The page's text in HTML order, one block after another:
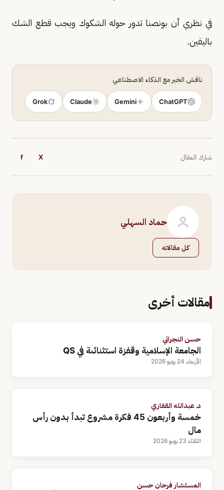
في نظري أن بونصنا تدور حوله الشكوك ويجب قطع الشك
باليقين.
ناقش الخبر مع الذكاء الاصطناعي
ChatGPT
Gemini
Claude
Grok
شارك المقال X
f
حماد السهلي
كل مقالاته
مقالات أخرى
حسن النجراني
الجامعة الإسلامية وقفزة استثنائىة في QS
الأربعاء 24 يونيو 2026
د. عبدالله القفاري
خمسة وأربعون 45 فكرة مشروع تبدأ بدون رأس
مال
الثلاثاء 23 يونيو 2026
المستشار فرحان حسن